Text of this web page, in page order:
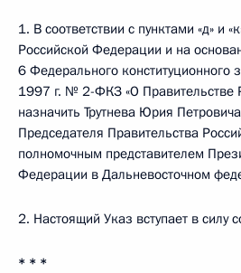
1. В соответствии с пунктами «д» и
Российской Федерации и на
6 Федерального конституционного
1997 г. № 2-ФКЗ «О Правительстве
назначить Трутнева Юрия
Председателя Правительства
полномочным представителем
Федерации в Дальневосточном
2. Настоящий Указ вступает в силу
* * *